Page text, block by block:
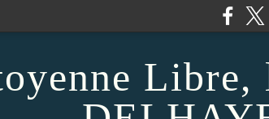
Libre,